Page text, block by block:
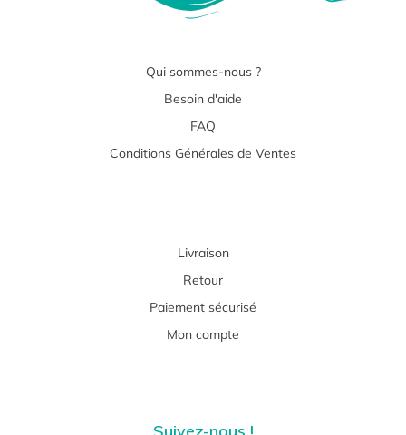
Qui sommes-nous ?
Besoin d'aide
FAQ
Conditions Générales de Ventes
Livraison
Retour
Paiement sécurisé
Mon compte